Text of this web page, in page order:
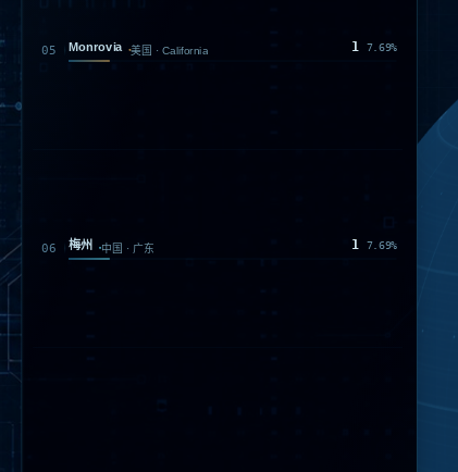
05 Monrovia 美国 · California 1 7.69%
06 梅州 中国 · 广东 1 7.69%